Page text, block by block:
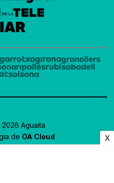
X
Aguaita
de OA Cloud